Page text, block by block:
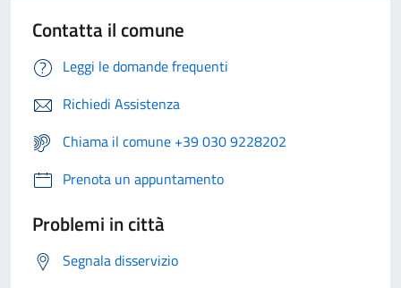
Contatta il comune
Leggi le domande frequenti
Richiedi Assistenza
Chiama il comune +39 030 9228202
Prenota un appuntamento
Problemi in città
Segnala disservizio